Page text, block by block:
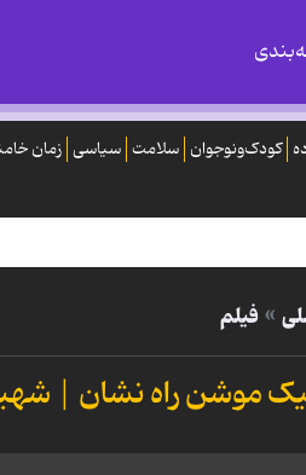
کودک‌ونوجوان سلامت سیاسی زمان
فیلم
موشن راه نشان |